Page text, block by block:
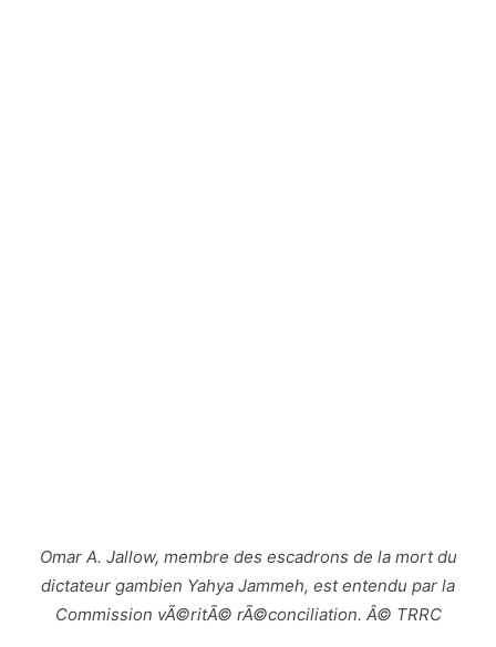
Omar A. Jallow, membre des escadrons de la mort du
dictateur gambien Yahya Jammeh, est entendu par la
Commission vÃ©ritÃ© rÃ©conciliation. Â© TRRC